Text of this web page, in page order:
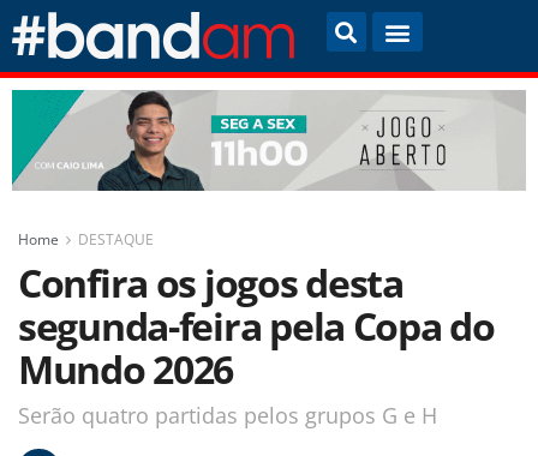
Home DESTAQUE
Confira os jogos desta
segunda-feira pela Copa do
Mundo 2026
Serão quatro partidas pelos grupos G e H